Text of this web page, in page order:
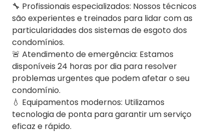
🔧 Profissionais especializados: Nossos técnicos
são experientes e treinados para lidar com as
particularidades dos sistemas de esgoto dos
condomínios.
🚨 Atendimento de emergência: Estamos
disponíveis 24 horas por dia para resolver
problemas urgentes que podem afetar o seu
condomínio.
💧 Equipamentos modernos: Utilizamos
tecnologia de ponta para garantir um serviço
eficaz e rápido.